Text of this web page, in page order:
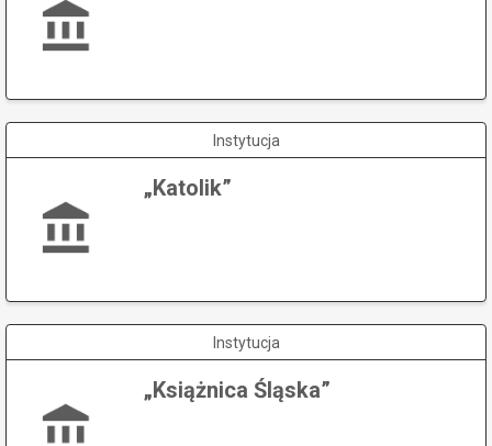
Instytucja
„Katolik”
Instytucja
„Książnica Śląska”